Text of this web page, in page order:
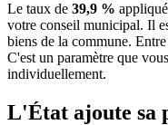
Le taux de 39,9 %
votre conseil municipal. Il
biens de la commune.
C'est un paramètre que
individuellement.
L'État ajoute sa